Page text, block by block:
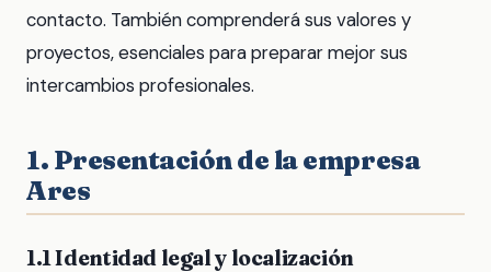
contacto. También comprenderá sus valores y
proyectos, esenciales para preparar mejor sus
intercambios profesionales.
1. Presentación de la empresa
Ares
1.1 Identidad legal y localización